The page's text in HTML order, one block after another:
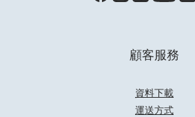
顧客服務
資料下載
運送方式